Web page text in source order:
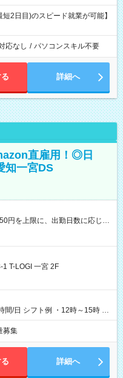
2日目)のスピード就業が可能】
応なし / パソコンスキル不要
詳細へ
直雇用！◎日
知一宮DS
円を上限に、出勤日数に応じて
、手数料無料（Amazon負担）
T-LOGI 一宮 2F
/日 シフト例 ・12時～15時 入
の上、申請してください。
募集
詳細へ